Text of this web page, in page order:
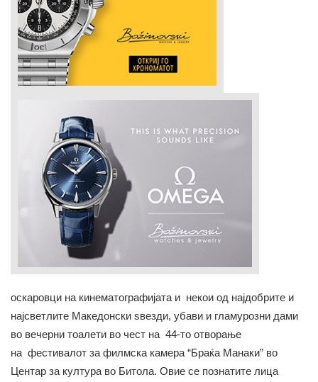
оскаровци на кинематографијата и некои од најдобрите и
најсветлите Македонски ѕвезди, убави и гламурозни дами
во вечерни тоалети во чест на 44-то отворање
на фестивалот за филмска камера “Браќа Mанаки” во
Центар за култура во Битола. Овие се познатите лица